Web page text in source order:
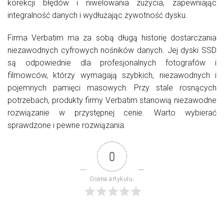
korekcji błędów i niwelowania zużycia, zapewniając
integralność danych i wydłużając żywotność dysku.
Firma Verbatim ma za sobą długą historię dostarczania
niezawodnych cyfrowych nośników danych. Jej dyski SSD
są odpowiednie dla profesjonalnych fotografów i
filmowców, którzy wymagają szybkich, niezawodnych i
pojemnych pamięci masowych. Przy stale rosnących
potrzebach, produkty firmy Verbatim stanowią niezawodne
rozwiązanie w przystępnej cenie. Warto wybierać
sprawdzone i pewne rozwiązania.
0
Ocena artykułu: